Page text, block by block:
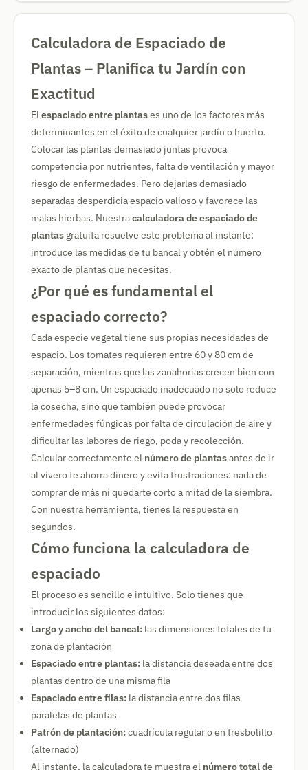
Calculadora de Espaciado de
Plantas – Planifica tu Jardín con
Exactitud
Elespaciado entre plantases uno de los factores más
determinantes en el éxito de cualquier jardín o huerto.
Colocar las plantas demasiado juntas provoca
competencia por nutrientes, falta de ventilación y mayor
riesgo de enfermedades. Pero dejarlas demasiado
separadas desperdicia espacio valioso y favorece las
malas hierbas. Nuestracalculadora de espaciado de
plantas gratuita resuelve este problema al instante:
introduce las medidas de tu bancal y obtén el número
exacto de plantas que necesitas.
¿Por qué es fundamental el
espaciado correcto?
Cada especie vegetal tiene sus propias necesidades de
espacio. Los tomates requieren entre 60 y 80 cm de
separación, mientras que las zanahorias crecen bien con
apenas 5–8 cm. Un espaciado inadecuado no solo reduce
la cosecha, sino que también puede provocar
enfermedades fúngicas por falta de circulación de aire y
dificultar las labores de riego, poda y recolección.
Calcular correctamente el número de plantasantes de ir
al vivero te ahorra dinero y evita frustraciones: nada de
comprar de más ni quedarte corto a mitad de la siembra.
Con nuestra herramienta, tienes la respuesta en
segundos.
Cómo funciona la calculadora de
espaciado
El proceso es sencillo e intuitivo. Solo tienes que
introducir los siguientes datos:
Largo y ancho del bancal: las dimensiones totales de tu
zona de plantación
Espaciado entre plantas: la distancia deseada entre dos
plantas dentro de una misma fila
Espaciado entre filas: la distancia entre dos filas
paralelas de plantas
Patrón de plantación:cuadrícula regular o en tresbolillo
(alternado)
Al instante, la calculadora te muestra el número total de